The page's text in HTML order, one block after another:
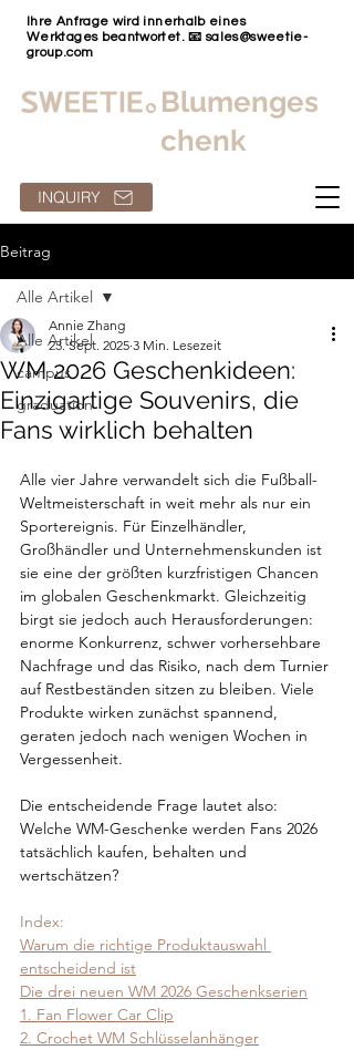
INQUIRY
Blumenges
chenk
Ihre Anfrage wird innerhalb eines
Werktages beantwortet. 📧 sales@sweetie-
group.com
Beitrag
Alle Artikel
campus
graduation
Alle Artikel
WM 2026 Geschenkideen:
Einzigartige Souvenirs, die
Fans wirklich behalten
Annie Zhang
23. Sept. 2025 3 Min. Lesezeit
Alle vier Jahre verwandelt sich die Fußball-
Weltmeisterschaft in weit mehr als nur ein
Sportereignis. Für Einzelhändler,
Großhändler und Unternehmenskunden ist
sie eine der größten kurzfristigen Chancen
im globalen Geschenkmarkt. Gleichzeitig
birgt sie jedoch auch Herausforderungen:
enorme Konkurrenz, schwer vorhersehbare
Nachfrage und das Risiko, nach dem Turnier
auf Restbeständen sitzen zu bleiben. Viele
Produkte wirken zunächst spannend,
geraten jedoch nach wenigen Wochen in
Vergessenheit.
Die entscheidende Frage lautet also:
Welche WM-Geschenke werden Fans 2026
tatsächlich kaufen, behalten und
wertschätzen?
Index:
Warum die richtige Produktauswahl
entscheidend ist
Die drei neuen WM 2026 Geschenkserien
1. Fan Flower Car Clip
2. Crochet WM Schlüsselanhänger